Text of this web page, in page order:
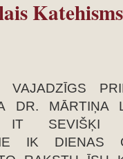
Katehisms
DR. MĀRTIŅA
IT SEVIŠĶI
IK DIENAS